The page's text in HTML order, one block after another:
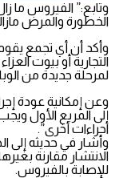
وتابع:” الفيروس ما
الخطورة والمرض
وأكد أن أي تجمع
التجارية أو بيوت
لمرحلة جديدة من
وعن إمكانية عودة
إلى المربع الأول
اجراءات أخرى”.
وأشار في حديثه إلى
الانتشار مقارنة
للإصابة بالفيروس.